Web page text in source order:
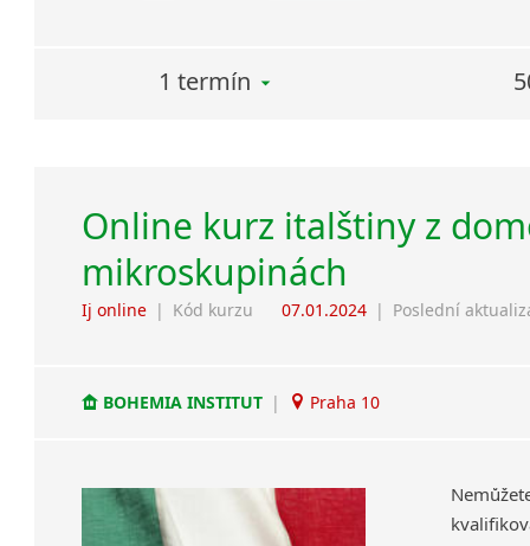
1 termín
Online kurz italštiny z
mikroskupinách
Ij online | Kód kurzu 07.01.2024 | Poslední
BOHEMIA INSTITUT | Praha 10